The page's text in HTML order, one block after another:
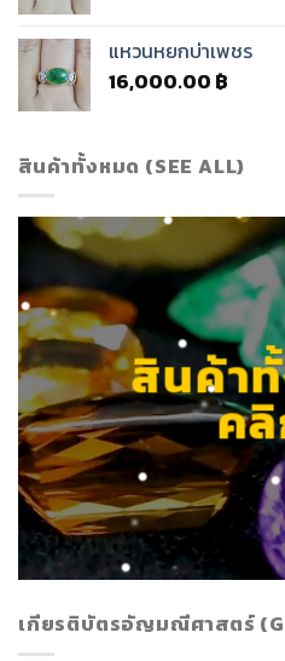
แหวนหยกบ่าเพชร
16,000.00 ฿
สินค้าทั้งหมด (SEE ALL)
สินค้า
ค
เกียรติบัตรอัญมณีศาสตร์